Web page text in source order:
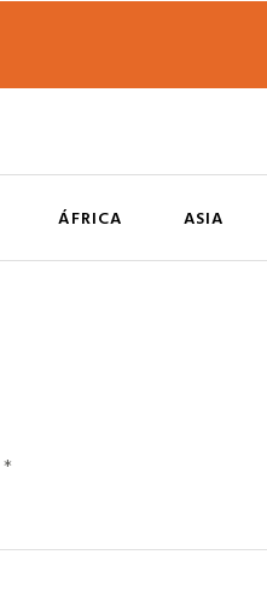
ÁFRICA ASIA
*